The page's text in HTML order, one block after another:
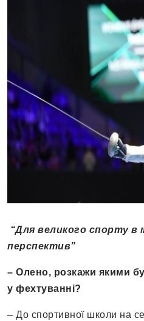
“Для великого спорту в
перспектив”
– Олено, розкажи якими
у фехтуванні?
– До спортивної школи на